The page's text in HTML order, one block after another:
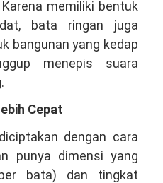
memiliki bentuk
bata ringan juga
bangunan yang kedap
menepis suara
Cepat
dengan cara
punya dimensi yang
bata) dan tingkat